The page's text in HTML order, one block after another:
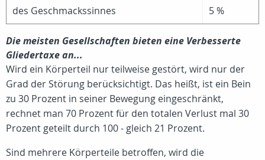
des Geschmackssinnes
5 %
Die meisten Gesellschaften bieten eine Verbesserte
Gliedertaxe an...
Wird ein Körperteil nur teilweise gestört, wird nur der
Grad der Störung berücksichtigt. Das heißt, ist ein Bein
zu 30 Prozent in seiner Bewegung eingeschränkt,
rechnet man 70 Prozent für den totalen Verlust mal 30
Prozent geteilt durch 100 - gleich 21 Prozent.
Sind mehrere Körperteile betroffen, wird die